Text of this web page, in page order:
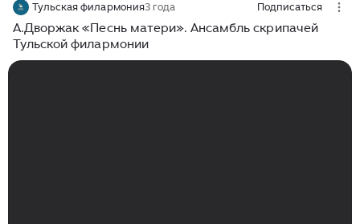
Тульская филармония3 года Подписаться
А.Дворжак «Песнь матери». Ансамбль скрипачей
Тульской филармонии